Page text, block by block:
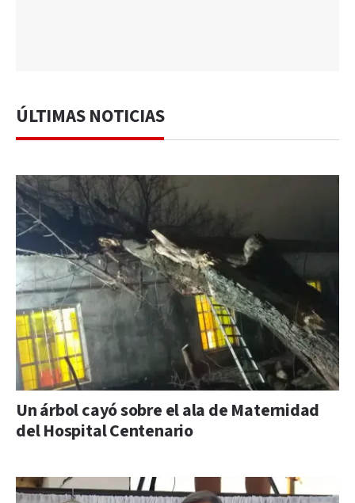
ÚLTIMAS NOTICIAS
Un árbol cayó sobre el ala de Maternidad
del Hospital Centenario